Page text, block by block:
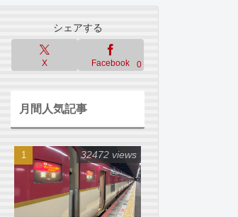
シェアする
X Facebook 0
月間人気記事
32472 views